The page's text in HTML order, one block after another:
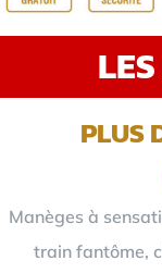
PLUS
Manèges à
train fantôme,